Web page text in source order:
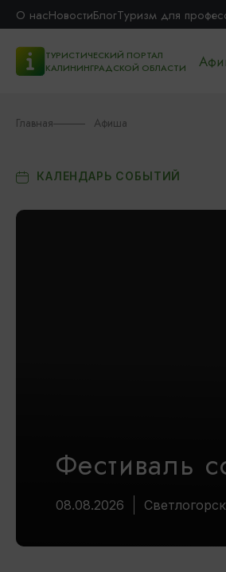
О насНовостиБлогТуризм для
ТУРИСТИЧЕСКИЙ ПОРТАЛ
КАЛИНИНГРАДСКОЙ ОБЛАСТИ
Главная Афиша
КАЛЕНДАРЬ СОБЫТИЙ
Фестиваль
08.08.2026 Светлогорск